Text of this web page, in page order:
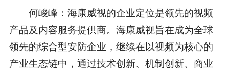
何峻峰：海康威视的企业定位是领先的视频
产品及内容服务提供商。海康威视旨在成为全球
领先的综合型安防企业，继续在以视频为核心的
产业生态链中，通过技术创新、机制创新、商业